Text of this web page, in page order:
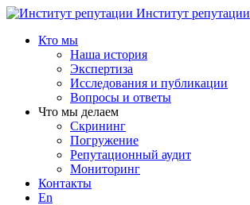
Институт репутации
Кто мы
Наша история
Экспертиза
Исследования и публикации
Вопросы и ответы
Что мы делаем
Скрининг
Погружение
Репутационный аудит
Мониторинг
Контакты
En